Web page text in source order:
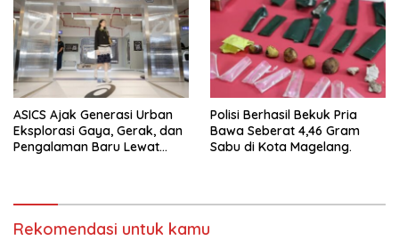
ASICS Ajak Generasi Urban
Eksplorasi Gaya, Gerak, dan
Pengalaman Baru Lewat
Polisi Berhasil Bekuk Pria
Bawa Seberat 4,46 Gram
Sabu di Kota Magelang.
Rekomendasi untuk kamu